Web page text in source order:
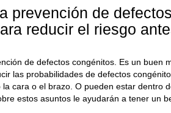
prevención de
reducir el riesgo
de defectos congénitos. Es un buen
las probabilidades de defectos
cara o el brazo. O pueden estar dentro
estos asuntos le ayudarán a tener un